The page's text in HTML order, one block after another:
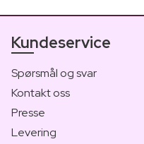
Kundeservice
Spørsmål og svar
Kontakt oss
Presse
Levering